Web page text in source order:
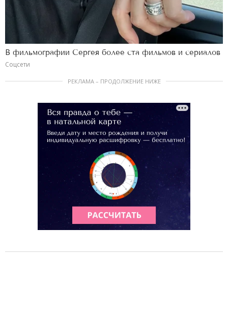
В фильмографии Сергея более ста фильмов и сериалов
Соцсети
РЕКЛАМА – ПРОДОЛЖЕНИЕ НИЖЕ